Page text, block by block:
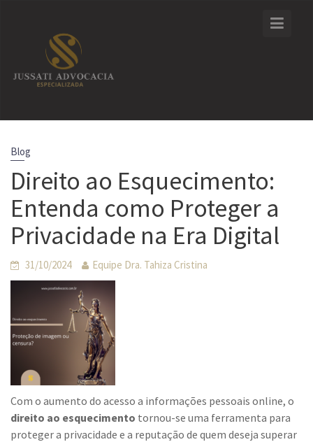
Blog
Direito ao Esquecimento:
Entenda como Proteger a
Privacidade na Era Digital
31/10/2024 Equipe Dra. Tahiza Cristina
Com o aumento do acesso a informações pessoais online, o
direito ao esquecimento tornou-se uma ferramenta para
proteger a privacidade e a reputação de quem deseja superar